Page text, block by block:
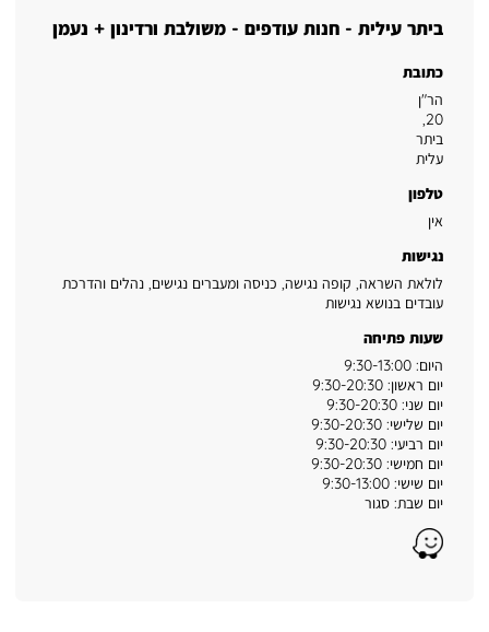
ביתר עילית - חנות עודפים - משולבת ורדינון + נעמן
כתובת
הר"ן
20
,
ביתר
עלית
טלפון
אין
נגישות
לולאת השראה, קופה נגישה, כניסה ומעברים נגישים, נהלים והדרכת
עובדים בנושא נגישות
שעות פתיחה
היום: 9:30-13:00
יום ראשון: 9:30-20:30
יום שני: 9:30-20:30
יום שלישי: 9:30-20:30
יום רביעי: 9:30-20:30
יום חמישי: 9:30-20:30
יום שישי: 9:30-13:00
יום שבת: סגור
Waze